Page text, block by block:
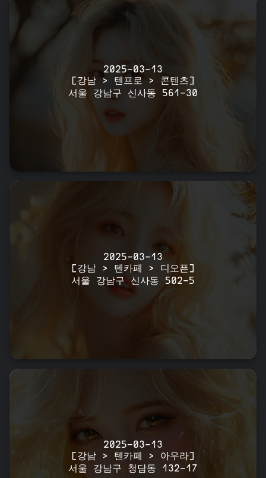
2025-03-13
[강남 > 텐프로 > 콘텐츠]
서울 강남구 신사동 561-30
2025-03-13
[강남 > 텐카페 > 디오픈]
서울 강남구 신사동 502-5
2025-03-13
[강남 > 텐카페 > 아우라]
서울 강남구 청담동 132-17